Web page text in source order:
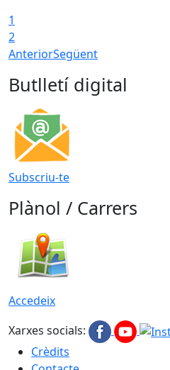
1
2
AnteriorSegüent
Butlletí digital
Subscriu-te
Plànol / Carrers
Accedeix
Xarxes socials:
Crèdits